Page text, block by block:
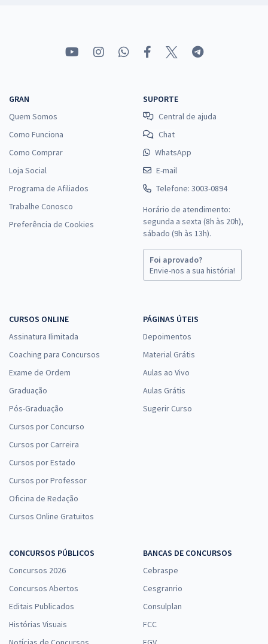
GRAN
Quem Somos
Como Funciona
Como Comprar
Loja Social
Programa de Afiliados
Trabalhe Conosco
Preferência de Cookies
SUPORTE
Central de ajuda
Chat
WhatsApp
E-mail
Telefone: 3003-0894
Horário de atendimento:
segunda a sexta (8h às 20h),
sábado (9h às 13h).
Foi aprovado?
Envie-nos a sua história!
CURSOS ONLINE
Assinatura Ilimitada
Coaching para Concursos
Exame de Ordem
Graduação
Pós-Graduação
Cursos por Concurso
Cursos por Carreira
Cursos por Estado
Cursos por Professor
Oficina de Redação
Cursos Online Gratuitos
PÁGINAS ÚTEIS
Depoimentos
Material Grátis
Aulas ao Vivo
Aulas Grátis
Sugerir Curso
CONCURSOS PÚBLICOS
Concursos 2026
Concursos Abertos
Editais Publicados
Histórias Visuais
BANCAS DE CONCURSOS
Cebraspe
Cesgranrio
Consulplan
FCC